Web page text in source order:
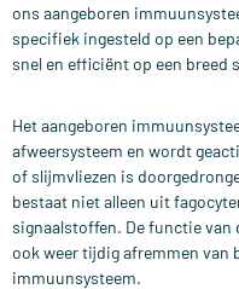
ons aangeboren
specifiek ingesteld op een
snel en efficiënt op een breed
Het aangeboren
afweersysteem en wordt
of slijmvliezen is
bestaat niet alleen uit
signaalstoffen. De functie van
ook weer tijdig afremmen van
immuunsysteem.